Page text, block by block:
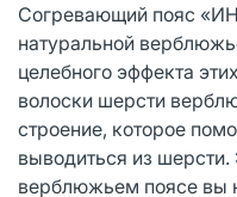
Согревающий пояс
натуральной
целебного эффекта
волоски шерсти
строение, которое
выводиться из шерсти.
верблюжьем поясе вы